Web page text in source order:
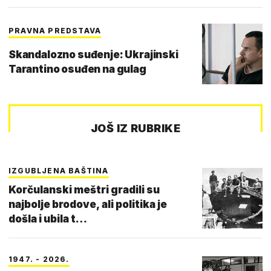
PRAVNA PREDSTAVA
Skandalozno suđenje: Ukrajinski
Tarantino osuđen na gulag
JOŠ IZ RUBRIKE
IZGUBLJENA BAŠTINA
Korčulanski meštri gradili su
najbolje brodove, ali politika je
došla i ubila t…
1947. - 2026.